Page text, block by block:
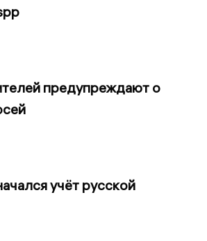
предупреждают о
учёт русской